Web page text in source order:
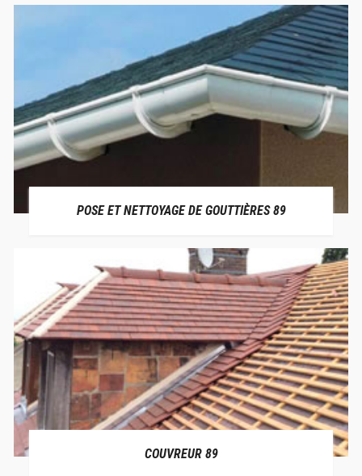
POSE ET NETTOYAGE DE GOUTTIÈRES 89
COUVREUR 89